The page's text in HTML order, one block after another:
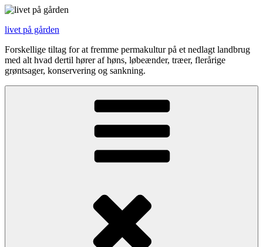
Videre
indhold
livet på gården
Forskellige tiltag for at fremme permakultur på et nedlagt landbrug
med alt hvad dertil hører af høns, løbeænder, træer, flerårige
grøntsager, konservering og sankning.